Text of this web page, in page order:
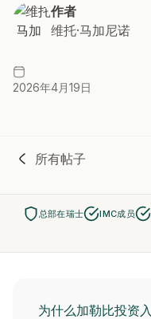
作者
维托·马加尼诺
2026年4月19日
所有帖子
总部在瑞士 IMC成员
为什么加勒比投资